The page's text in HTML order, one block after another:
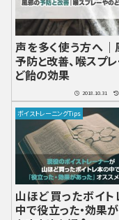
声を多く使う方へ｜
予防と改善、喉スプ
ど飴の効果
2018.10.31
ボイストレーニングTips
山ほど買ったボイ
中で役立った・効果